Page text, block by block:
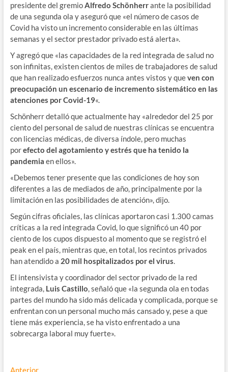
presidente del gremioAlfredo Schönherrante la posibilidad
de una segunda ola y aseguró que «el número de casos de
Covid ha visto un incremento considerable en las últimas
semanas y el sector prestador privado está alerta».
Y agregó que «las capacidades de la red integrada de salud no
son infinitas, existen cientos de miles de trabajadores de salud
que han realizado esfuerzos nunca antes vistos y queven con
preocupación un escenario de incremento sistemático en las
atenciones por Covid-19«.
Schönherr detalló que actualmente hay «alrededor del 25 por
ciento del personal de salud de nuestras clínicas se encuentra
con licencias médicas, de diversa índole, pero muchas
porefecto del agotamiento y estrés que ha tenido la
pandemia en ellos».
«Debemos tener presente que las condiciones de hoy son
diferentes a las de mediados de año, principalmente por la
limitación en las posibilidades de atención», dijo.
Según cifras oficiales, las clínicas aportaron casi 1.300 camas
críticas a la red integrada Covid, lo que significó un 40 por
ciento de los cupos dispuesto al momento que se registró el
peak en el país, mientras que, en total, los recintos privados
han atendido a 20 mil hospitalizados por el virus.
El intensivista y coordinador del sector privado de la red
integrada, Luis Castillo, señaló que «la segunda ola en todas
partes del mundo ha sido más delicada y complicada, porque se
enfrentan con un personal mucho más cansado y, pese a que
tiene más experiencia, se ha visto enfrentado a una
sobrecarga laboral muy fuerte».
AnteriorEntrada